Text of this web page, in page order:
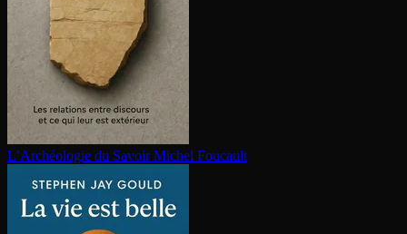
L’Archéologie du Savoir Michel Foucault